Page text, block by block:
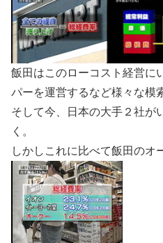
飯田はこのローコスト経営に
パーを運営するなど様々な模
そして今、日本の大手２社が
く。
しかしこれに比べて飯田のオ